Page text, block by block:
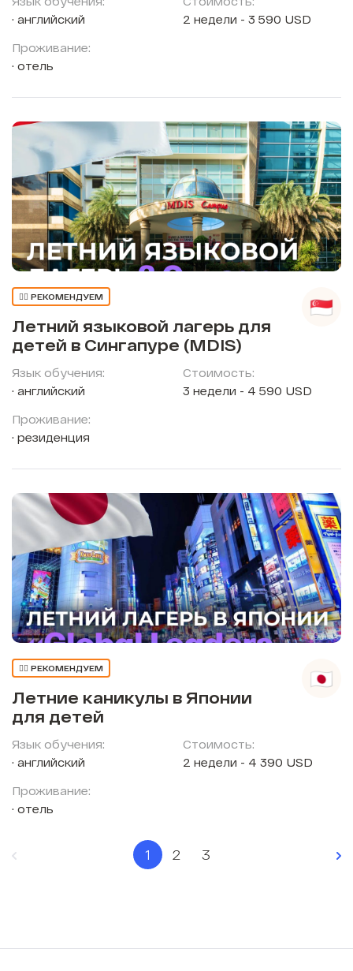
английский
Проживание:
отель
2 недели - 3 590 USD
👍🏼 РЕКОМЕНДУЕМ
Летний языковой лагерь для
детей в Сингапуре (MDIS)
Язык обучения:
английский
Проживание:
резиденция
Стоимость:
3 недели - 4 590 USD
👍🏼 РЕКОМЕНДУЕМ
Летние каникулы в Японии
для детей
Язык обучения:
английский
Проживание:
отель
Стоимость:
2 недели - 4 390 USD
1 2 3